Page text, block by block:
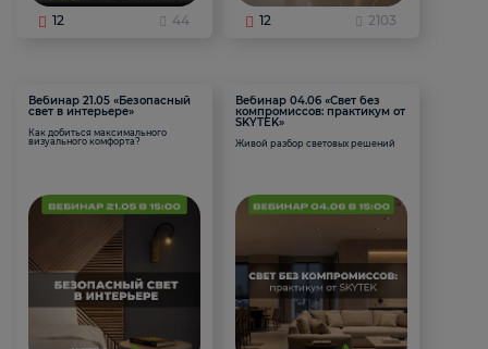
12 44 12 2103
Вебинар 21.05 «Безопасный
свет в интерьере»
Как добиться максимального
визуального комфорта?
Вебинар 04.06 «Свет без
компромиссов: практикум от
SKYTEK»
Живой разбор световых решений